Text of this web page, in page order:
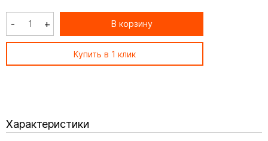
- + В корзину
Купить в 1 клик
Характеристики